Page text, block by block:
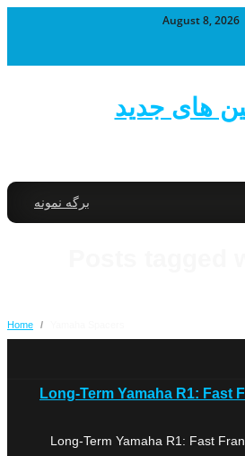
August 8, 2026
های جدید
برگه نمونه
Home /
Long-Term Yamaha R1: Fast
Long-Term Yamaha R1: Fast